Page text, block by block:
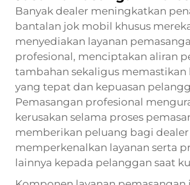
Banyak dealer meningkatkan
bantalan jok mobil khusus
menyediakan layanan
profesional, menciptakan aliran
tambahan sekaligus memastikan
yang tepat dan kepuasan
Pemasangan profesional
kerusakan selama proses
memberikan peluang bagi
memperkenalkan layanan serta
lainnya kepada pelanggan saat